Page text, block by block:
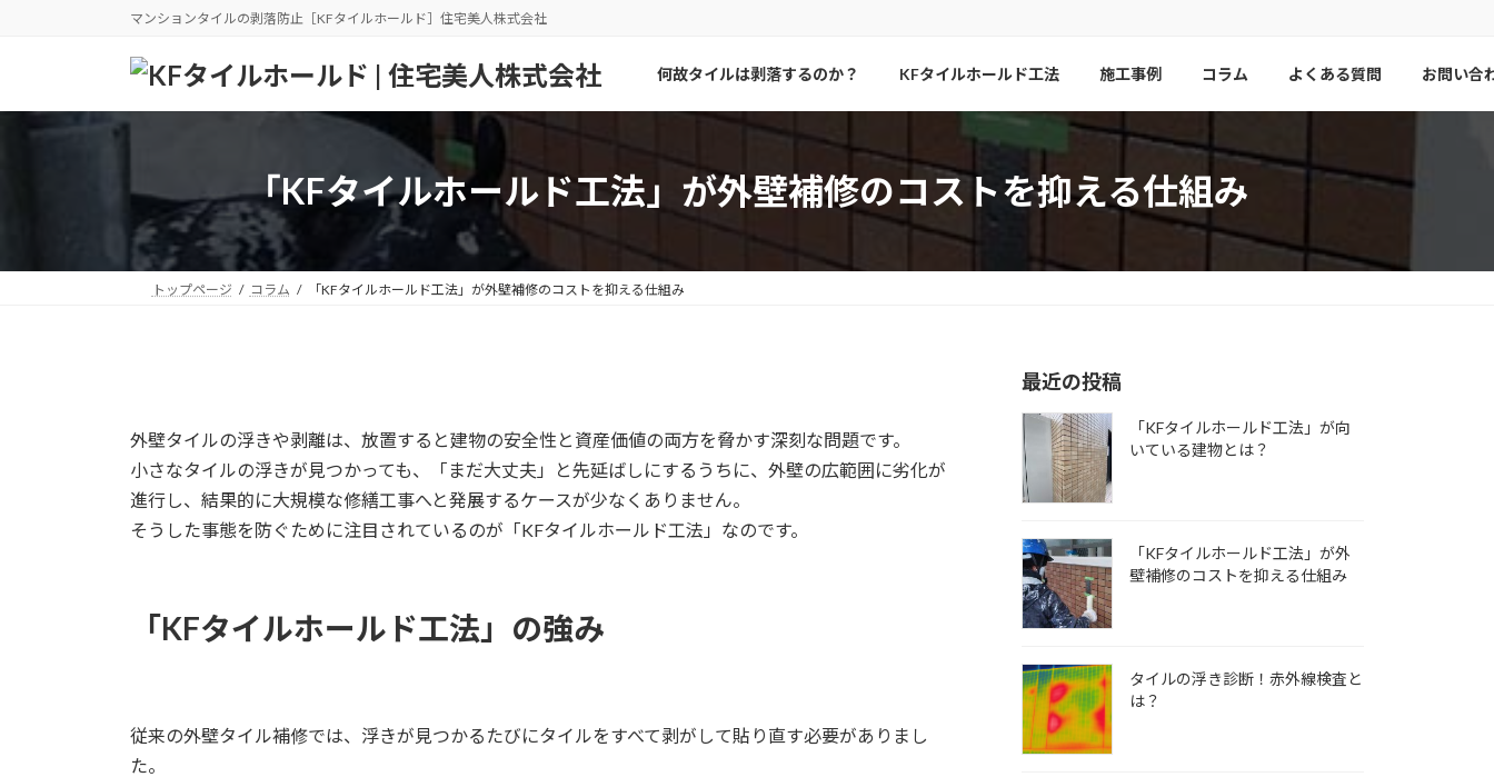
マンションタイルの剥落防止［KFタイルホールド］住宅美人株式会社
何故タイルは剥落するのか？ KFタイルホールド工法 施工事例 コラム よくある質問 お問い合
「KFタイルホールド工法」が外壁補修のコストを抑える仕組み
トップページ コラム 「KFタイルホールド工法」が外壁補修のコストを抑える仕組み
外壁タイルの浮きや剥離は、放置すると建物の安全性と資産価値の両方を脅かす深刻な問題です。
小さなタイルの浮きが見つかっても、「まだ大丈夫」と先延ばしにするうちに、外壁の広範囲に劣化が
進行し、結果的に大規模な修繕工事へと発展するケースが少なくありません。
そうした事態を防ぐために注目されているのが「KFタイルホールド工法」なのです。
「KFタイルホールド工法」の強み
従来の外壁タイル補修では、浮きが見つかるたびにタイルをすべて剥がして貼り直す必要がありまし
た。
最近の投稿
「KFタイルホールド工法」が向
いている建物とは？
「KFタイルホールド工法」が外
壁補修のコストを抑える仕組み
タイルの浮き診断！赤外線検査と
は？